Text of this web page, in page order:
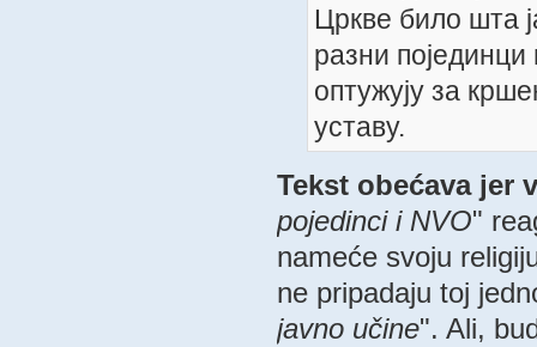
Цркве било шта
разни појединци
оптужују за
уставу.
Tekst obećava jer
pojedinci i NVO"
nameće svoju
ne pripadaju toj
javno učine". Ali,